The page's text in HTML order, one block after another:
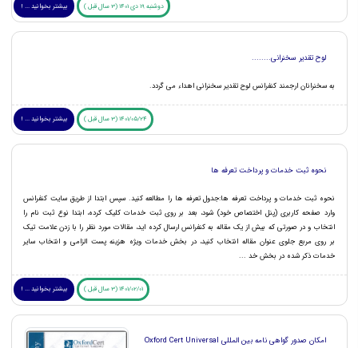
دوشنبه 19 دی 1401 (3 سال قبل ) بیشتر بخوانید ... !
لوح تقدیر سخنرانی........
به سخنرانان ارجمند کنفرانس لوح تقدیر سخنرانی اهداء می گردد.
1401/05/24 (3 سال قبل ) بیشتر بخوانید ... !
نحوه ثبت خدمات و پرداخت تعرفه ها
نحوه ثبت خدمات و پرداخت تعرفه ها:جدول تعرفه ها را مطالعه کنید. سپس ابتدا از طریق سایت کنفرانس
وارد صفحه کاربری (پنل اختصاص خود) شود، بعد بر روی ثبت خدمات کلیک کرده، ابتدا نوع ثبت نام را
انتخاب و در صورتی که بیش از یک مقاله به کنفرانس ارسال کرده اید، مقالات مورد نظر را با زدن علامت تیک
بر روی مربع جلوی عنوان مقاله انتخاب کنید، در بخش خدمات ویژه هزینه پست الزامی و انتخاب سایر
خدمات ذکر شده در بخش خد ...
1401/02/01 (3 سال قبل ) بیشتر بخوانید ... !
امکان صدور گواهی نامه بین المللی Oxford Cert Universal